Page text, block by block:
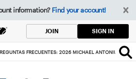
information? Find your account!
JOIN SIGN IN
FRECUENTES: 2026 MICHAEL ANTONIUS,